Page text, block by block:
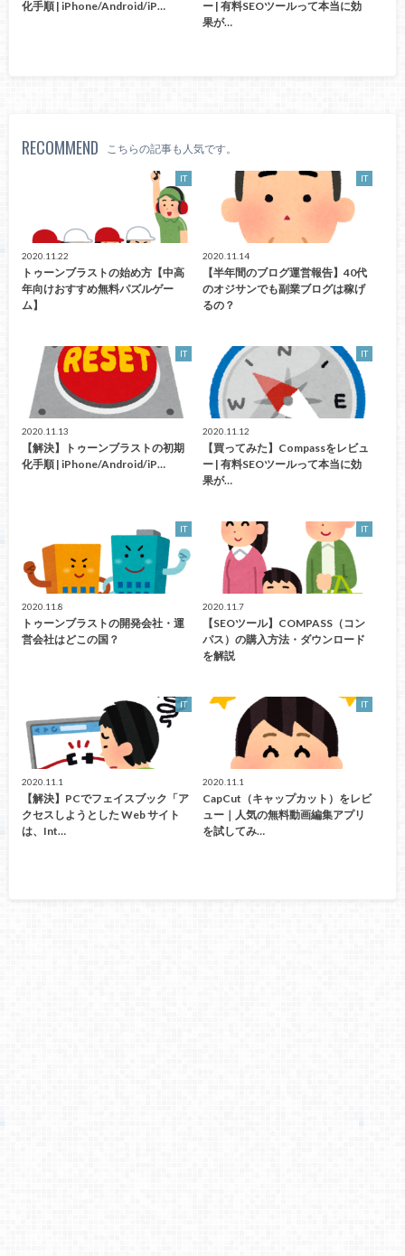
化手順 | iPhone/Android/iP…
ー | 有料SEOツールって本当に効
果が…
RECOMMEND こちらの記事も人気です。
IT
2020.11.22
トゥーンブラストの始め方【中高
年向けおすすめ無料パズルゲー
ム】
IT
2020.11.14
【半年間のブログ運営報告】40代
のオジサンでも副業ブログは稼げ
るの？
IT
2020.11.13
【解決】トゥーンブラストの初期
化手順 | iPhone/Android/iP…
IT
2020.11.12
【買ってみた】Compassをレビュ
ー | 有料SEOツールって本当に効
果が…
IT
2020.11.8
トゥーンブラストの開発会社・運
営会社はどこの国？
IT
2020.11.7
【SEOツール】COMPASS（コン
パス）の購入方法・ダウンロード
を解説
IT
2020.11.1
【解決】PCでフェイスブック「ア
クセスしようとした Web サイト
は、Int…
IT
2020.11.1
CapCut（キャップカット）をレビ
ュー｜人気の無料動画編集アプリ
を試してみ…